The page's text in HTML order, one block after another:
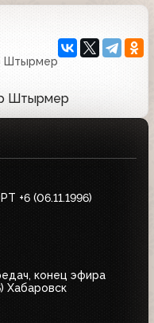
Штырмер
Штырмер
+6 (06.11.1996)
конец эфира
Хабаровск